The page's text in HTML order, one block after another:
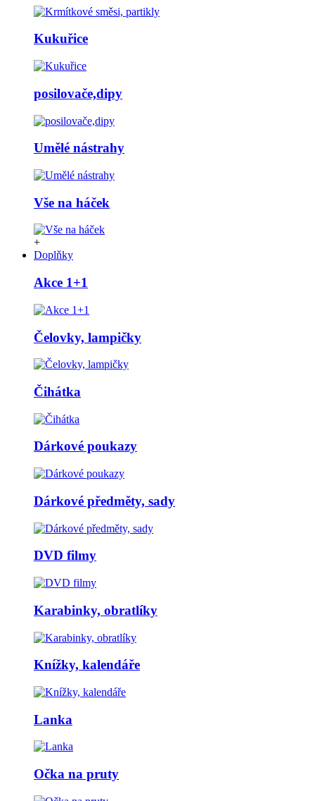
Kukuřice
posilovače,dipy
Umělé nástrahy
Vše na háček
+
Doplňky
Akce 1+1
Čelovky, lampičky
Čihátka
Dárkové poukazy
Dárkové předměty, sady
DVD filmy
Karabinky, obratlíky
Knížky, kalendáře
Lanka
Očka na pruty